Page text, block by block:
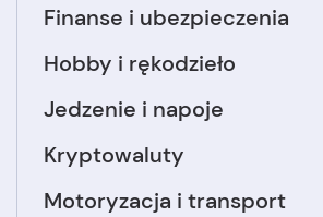
Finanse i ubezpieczenia
Hobby i rękodzieło
Jedzenie i napoje
Kryptowaluty
Motoryzacja i transport